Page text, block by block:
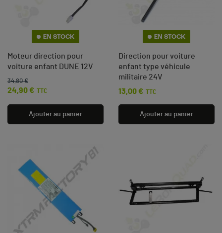
EN STOCK
Moteur direction pour
voiture enfant DUNE 12V
Prix de base
34,80 €
Prix
24,90 €
TTC
Ajouter au panier
EN STOCK
Direction pour voiture
enfant type véhicule
militaire 24V
Prix
13,00 € TTC
Ajouter au panier